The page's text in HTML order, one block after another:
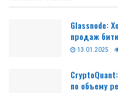
Glassnode:
продаж
13.01.2025
по объему